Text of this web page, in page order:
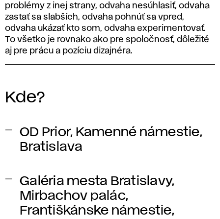
problémy z inej strany, odvaha nesúhlasiť, odvaha
zastať sa slabších, odvaha pohnúť sa vpred,
odvaha ukázať kto som, odvaha experimentovať.
To všetko je rovnako ako pre spoločnosť, dôležité
aj pre prácu a pozíciu dizajnéra.
Kde?
OD Prior, Kamenné námestie,
Bratislava
Galéria mesta Bratislavy,
Mirbachov palác,
Františkánske námestie,